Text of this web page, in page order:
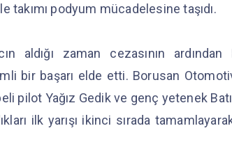
takımı podyum mücadelesine taşıdı.
aldığı zaman cezasının
bir başarı elde etti. Borusan
pilot Yağız Gedik ve genç yetenek Batı
ilk yarışı ikinci sırada